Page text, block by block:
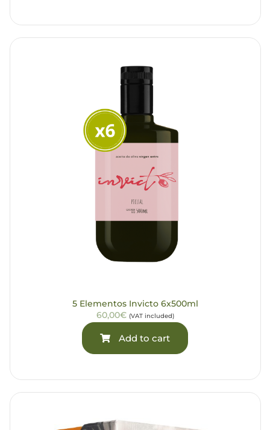
5 Elementos Invicto 6x500ml
60,00€ (VAT included)
Add to cart